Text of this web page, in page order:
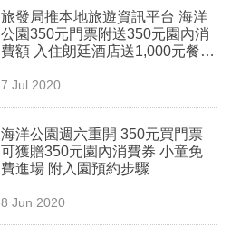
旅發局推本地旅遊資訊平台 海洋
公園350元門票附送350元園內消
費額 入住朗廷酒店送1,000元餐飲
7 Jul 2020
海洋公園週六重開 350元買門票
可獲贈350元園內消費券 小童免
費進場 附入園預約步驟
8 Jun 2020